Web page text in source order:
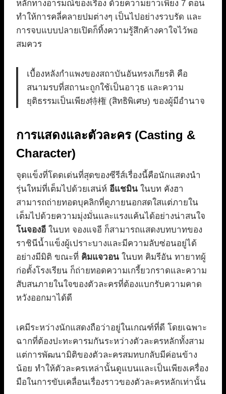
หลักทางอารมณ์ของเรื่อง ด้วยความยาวเพียง 7 ตอน
ทำให้การคลี่คลายปมต่างๆ เป็นไปอย่างรวบรัด และ
การจบแบบปลายเปิดก็ทิ้งความรู้สึกค้างคาใจไว้พอ
สมควร
เบื้องหลังกำแพงของสถาบันอันทรงเกียรติ คือ
สนามรบที่สถานะถูกใช้เป็นอาวุธ และความ
ยุติธรรมเป็นเพียง特権 (สิทธิพิเศษ) ของผู้มีอำนาจ
การแสดงและตัวละคร (Casting &
Character)
จุดแข็งที่โดดเด่นที่สุดของซีรีส์เรื่องนี้คือนักแสดงนำ
รุ่นใหม่ที่เต็มไปด้วยเสน่ห์ อีแชมิน ในบท คังฮา
สามารถถ่ายทอดบุคลิกที่ดูภายนอกสดใสแต่ภายใน
เต็มไปด้วยความมุ่งมั่นและแรงแค้นได้อย่างน่าสนใจ
โนจองอี ในบท จองแจอี ก็สามารถแสดงบทบาทของ
ราชินีน้ำแข็งผู้เปราะบางและมีความลับซ่อนอยู่ได้
อย่างมีมิติ ขณะที่ คิมแจวอน ในบท คิมรีอัน ทายาทผู้
ก่อตั้งโรงเรียน ก็ถ่ายทอดความเกรี้ยวกราดและความ
สับสนภายในใจของตัวละครที่ต้องแบกรับความคาด
หวังออกมาได้ดี
เคมีระหว่างนักแสดงถือว่าอยู่ในเกณฑ์ที่ดี โดยเฉพาะ
ฉากที่ต้องปะทะคารมกันระหว่างตัวละครหลักทั้งสาม
แต่การพัฒนามิติของตัวละครสมทบกลับมีค่อนข้าง
น้อย ทำให้ตัวละครเหล่านั้นดูแบนและเป็นเพียงเครื่อง
มือในการขับเคลื่อนเรื่องราวของตัวละครหลักเท่านั้น